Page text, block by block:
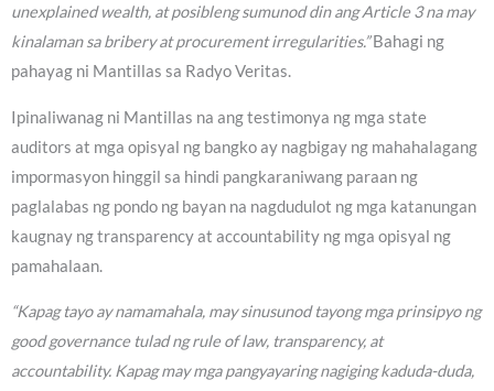
unexplained wealth, at posibleng sumunod din ang Article 3 na may
kinalaman sa bribery at procurement irregularities.”Bahagi ng
pahayag ni Mantillas sa Radyo Veritas.
Ipinaliwanag ni Mantillas na ang testimonya ng mga state
auditors at mga opisyal ng bangko ay nagbigay ng mahahalagang
impormasyon hinggil sa hindi pangkaraniwang paraan ng
paglalabas ng pondo ng bayan na nagdudulot ng mga katanungan
kaugnay ng transparency at accountability ng mga opisyal ng
pamahalaan.
“Kapag tayo ay namamahala, may sinusunod tayong mga prinsipyo ng
good governance tulad ng rule of law, transparency, at
accountability. Kapag may mga pangyayaring nagiging kaduda-duda,